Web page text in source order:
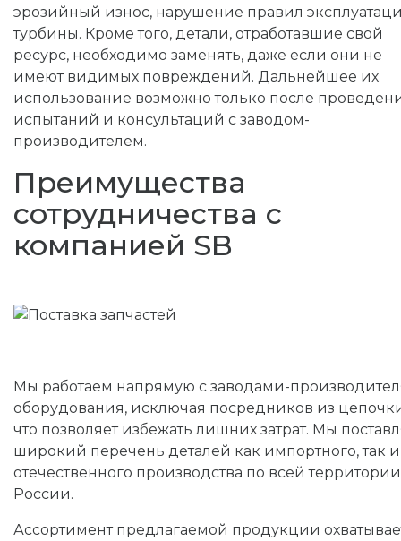
эрозийный износ, нарушение правил
турбины. Кроме того, детали, отработавшие свой
ресурс, необходимо заменять, даже если они не
имеют видимых повреждений. Дальнейшее их
использование возможно только после
испытаний и консультаций с заводом-
производителем.
Преимущества
сотрудничества с
компанией SB
Мы работаем напрямую с заводами-
оборудования, исключая посредников из
что позволяет избежать лишних затрат. Мы
широкий перечень деталей как импортного, так и
отечественного производства по всей территории
России.
Ассортимент предлагаемой продукции